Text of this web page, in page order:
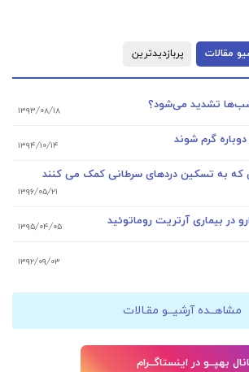
مقالات پربازدیدترین
شب‌ها تشدید می‌شود؟ ۱۳۹۳/۰۸/۱۸
۱۳۹۴/۱۰/۱۴
که به تسکین دردهای سرطانی کمک می کنند
۱۳۹۶/۰۵/۲۱
در بیماری آرتریت روماتوئید ۱۳۹۵/۰۴/۰۵
۱۳۹۲/۰۹/۰۳
مشاهــده آرشیــو مقـالات
بهپــو در اینستاگــرام